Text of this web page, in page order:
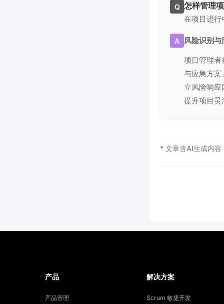
Q 怎样管理
在项目进行
A 风险识别
项目管理者
与应急方案
立风险响
提升项目灵
* 文章含AI生成内容
产品
产品管理
解决方案
Scrum 敏捷开发